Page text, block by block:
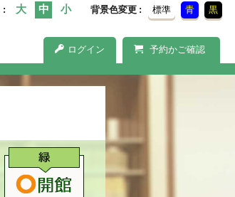
背景色変更 標準 青 黒
ログイン 予約かご確認